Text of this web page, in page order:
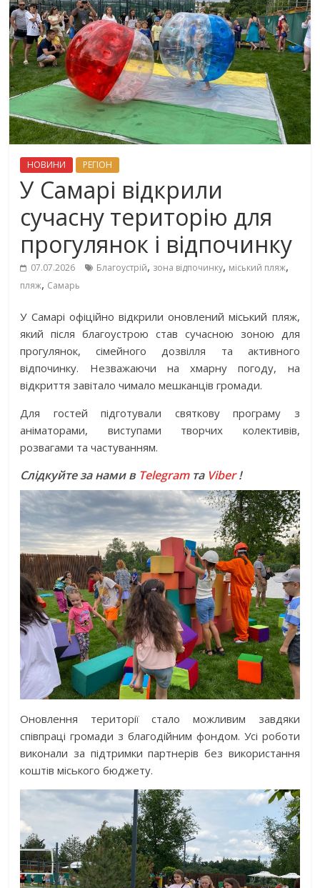
НОВИНИ РЕГІОН
У Самарі відкрили
сучасну територію для
прогулянок і відпочинку
07.07.2026 Благоустрій, зона відпочинку, міський пляж,
пляж, Самарь
У Самарі офіційно відкрили оновлений міський пляж,
який після благоустрою став сучасною зоною для
прогулянок, сімейного дозвілля та активного
відпочинку. Незважаючи на хмарну погоду, на
відкриття завітало чимало мешканців громади.
Для гостей підготували святкову програму з
аніматорами, виступами творчих колективів,
розвагами та частуванням.
Слідкуйте за нами в Telegramта Viber!
Оновлення території стало можливим завдяки
співпраці громади з благодійним фондом. Усі роботи
виконали за підтримки партнерів без використання
коштів міського бюджету.